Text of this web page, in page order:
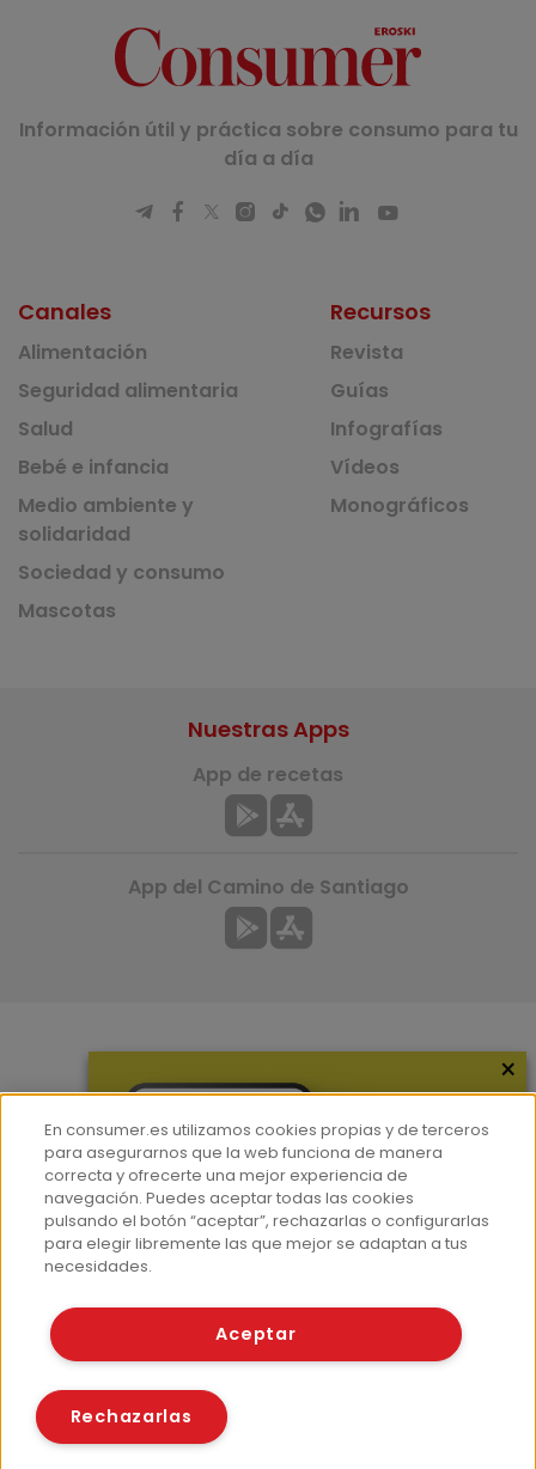
Información útil y práctica sobre consumo para tu
día a día
Canales
Alimentación
Seguridad alimentaria
Salud
Bebé e infancia
Medio ambiente y
solidaridad
Sociedad y consumo
Mascotas
Recursos
Revista
Guías
Infografías
Vídeos
Monográficos
Hemeroteca
Contacto
Prensa
Corpus Lingüístico Consumer
Nuestras Apps
App de recetas
App del Camino de Santiago
© Fundación EROSKI
Políticas de cookies
×
En consumer.es utilizamos cookies propias y de terceros
para asegurarnos que la web funciona de manera
correcta y ofrecerte una mejor experiencia de
navegación. Puedes aceptar todas las cookies
pulsando el botón “aceptar”, rechazarlas o configurarlas
para elegir libremente las que mejor se adaptan a tus
necesidades.
Aceptar
Rechazarlas